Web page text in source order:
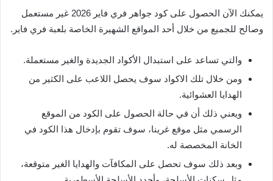
يمكنك الآن الحصول على كود جواهر فري فاير 2026 غير مستعمل
وصالح للجميع من خلال أحد المواقع الشهيرة الخاصة بلعبة فري فاير.
والتي تساعد على استبدال الأكواد الجديدة والغير مستعملة.
ومن خلال تلك الاكواد سوف يحصل اللاعب على الكثير من
الهدايا العشوائية.
ويعني ذلك أن في حالة الحصول على الكود من الموقع
الرسمي مثل موقع غرينا، سوف تقوم بإدخال هذا الكود في
الخانة المخصصة له.
وبعد ذلك سوف تحصل على المكافآت والهدايا الغير متوقعة،